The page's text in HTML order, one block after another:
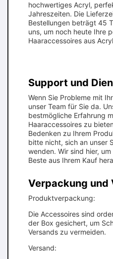
hochwertiges Acryl,
Jahreszeiten. Die
Bestellungen beträgt 45
uns, um noch heute Ihre
Haaraccessoires aus
Support und
Wenn Sie Probleme mit
unser Team für Sie da.
bestmögliche Erfahrung
Haaraccessoires zu
Bedenken zu Ihrem
bitte nicht, sich an unser
wenden. Wir sind hier,
Beste aus Ihrem Kauf
Verpackung und
Produktverpackung:
Die Accessoires sind
der Box gesichert, um
Versands zu vermeiden.
Versand: